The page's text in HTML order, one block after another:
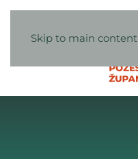
Skip to main content